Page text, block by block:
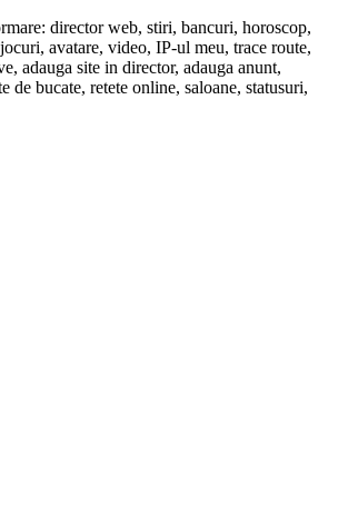
director web, stiri, bancuri, horoscop,
avatare, video, IP-ul meu, trace route,
adauga site in director, adauga anunt,
de bucate, retete online, saloane, statusuri,